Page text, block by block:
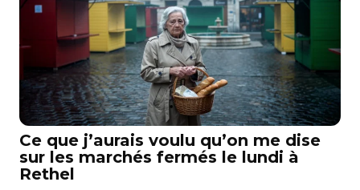
Ce que j’aurais voulu qu’on me dise
sur les marchés fermés le lundi à
Rethel